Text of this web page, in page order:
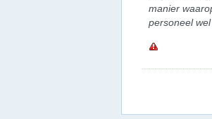
manier
personeel